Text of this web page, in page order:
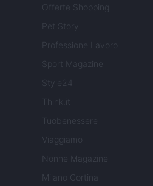
Offerte Shopping
Pet Story
Professione Lavoro
Sport Magazine
Style24
Think.it
Tuobenessere
Viaggiamo
Nonne Magazine
Milano Cortina